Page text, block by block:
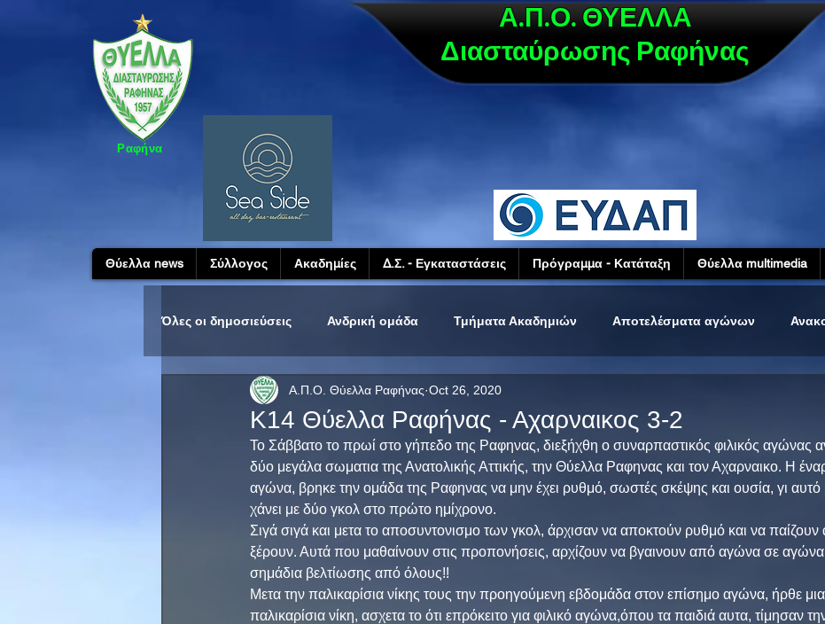
Ραφήνα
Α.Π.Ο. ΘΥΕΛΛΑ
Διασταύρωσης Ραφήνας
Θύελλα news Σύλλογος Ακαδημίες Δ.Σ. - Εγκαταστάσεις Πρόγραμμα - Κατάταξη Θύελλα multimedia
Όλες οι δημοσιεύσεις Ανδρική ομάδα Τμήματα Ακαδημιών Αποτελέσματα αγώνων
Κ14 Θύελλα Ραφήνας - Αχαρναικος 3-2
Α.Π.Ο. Θύελλα Ραφήνας Oct 26, 2020
Το Σάββατο το πρωί στο γήπεδο της Ραφηνας, διεξήχθη ο συναρπαστικός φιλικός αγώνας
δύο μεγάλα σωματια της Ανατολικής Αττικής, την Θύελλα Ραφηνας και τον Αχαρναικο. Η
αγώνα, βρηκε την ομάδα της Ραφηνας να μην έχει ρυθμό, σωστές σκέψης και ουσία, γι αυτό
χάνει με δύο γκολ στο πρώτο ημίχρονο.
Σιγά σιγά και μετα το αποσυντονισμο των γκολ, άρχισαν να αποκτούν ρυθμό και να
ξέρουν. Αυτά που μαθαίνουν στις προπονήσεις, αρχίζουν να βγαινουν από αγώνα σε
σημάδια βελτίωσης από όλους!!
Μετα την παλικαρίσια νίκης τους την προηγούμενη εβδομάδα στον επίσημο αγώνα, ήρθε μια
παλικαρίσια νίκη, ασχετα το ότι επρόκειτο για φιλικό αγώνα,όπου τα παιδιά αυτα, τίμησαν